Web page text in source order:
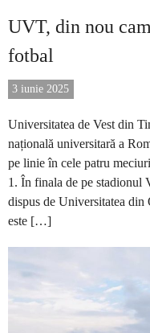
UVT, din nou
fotbal
3 iunie 2025
Universitatea de Vest din
națională universitară a
pe linie în cele patru
1. În finala de pe
dispus de Universitatea
este […]